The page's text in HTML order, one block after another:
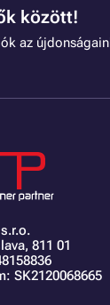
között!
az
811 01
SK2120068665